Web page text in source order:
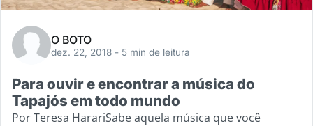
O BOTO
dez. 22, 2018 - 5 min de leitura
Para ouvir e encontrar a música do
Tapajós em todo mundo
Por Teresa HarariSabe aquela música que você